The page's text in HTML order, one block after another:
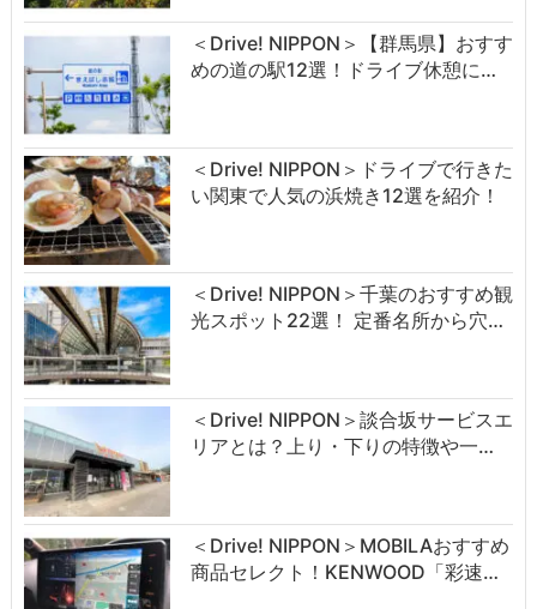
＜Drive! NIPPON＞【群馬県】おすす
めの道の駅12選！ドライブ休憩に…
＜Drive! NIPPON＞ドライブで行きた
い関東で人気の浜焼き12選を紹介！
＜Drive! NIPPON＞千葉のおすすめ観
光スポット22選！ 定番名所から穴…
＜Drive! NIPPON＞談合坂サービスエ
リアとは？上り・下りの特徴や一…
＜Drive! NIPPON＞MOBILAおすすめ
商品セレクト！KENWOOD「彩速…